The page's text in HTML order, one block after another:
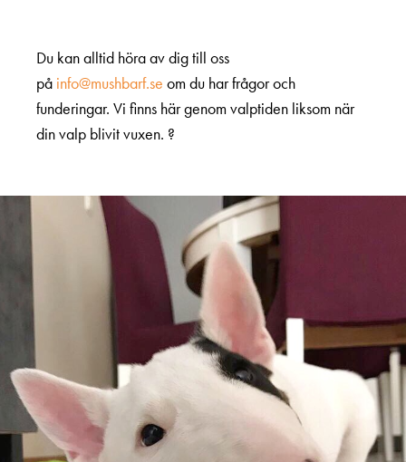
Du kan alltid höra av dig till oss
på info@mushbarf.se om du har frågor och
funderingar. Vi finns här genom valptiden liksom när
din valp blivit vuxen. ?